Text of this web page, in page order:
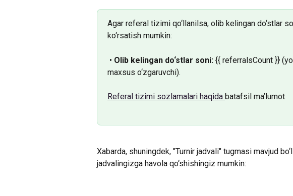
Agar referal tizimi qo‘llanilsa, olib kelingan do‘stlar
ko‘rsatish mumkin:
• Olib kelingan do‘stlar soni: {{ referralsCount }}
maxsus o‘zgaruvchi).
Referal tizimi sozlamalari haqida batafsil ma’lumot
Xabarda, shuningdek, "Turnir jadvali" tugmasi mavjud
jadvalingizga havola qo‘shishingiz mumkin: